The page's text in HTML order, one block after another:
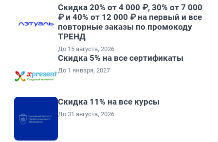
Скидка 20% от 4 000 ₽, 30% от 7 000
₽ и 40% от 12 000 ₽ на первый и все
повторные заказы по промокоду
ТРЕНД
До 15 августа, 2026
Скидка 5% на все сертификаты
До 1 января, 2027
Скидка 11% на все курсы
До 31 августа, 2026